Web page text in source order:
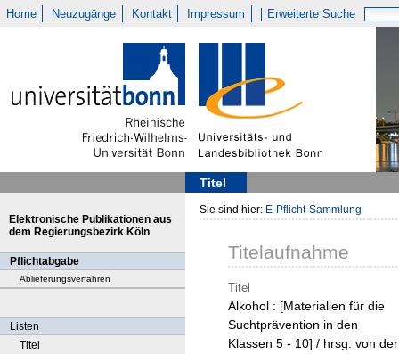
Home Neuzugänge Kontakt Impressum Erweiterte Suche
Titel
Elektronische Publikationen aus
dem Regierungsbezirk Köln
Pflichtabgabe
Ablieferungsverfahren
Listen
Titel
Sie sind hier: E-Pflicht-Sammlung
Titelaufnahme
Titel
Alkohol : [Materialien für die
Suchtprävention in den
Klassen 5 - 10] / hrsg. von der